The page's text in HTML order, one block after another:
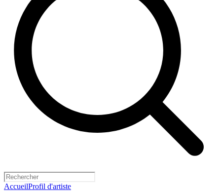
AccueilProfil d'artiste